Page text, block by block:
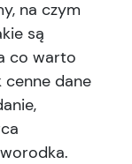
na czym
są
co warto
cenne dane